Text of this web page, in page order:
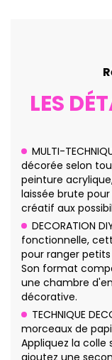
LES
MULTI-
décorée selon
peinture
laissée brute
créatif aux
DECORATION
fonctionnelle,
pour ranger petits
Son format
une chambre
décorative.
TECHNIQUE
morceaux de
Appliquez la colle